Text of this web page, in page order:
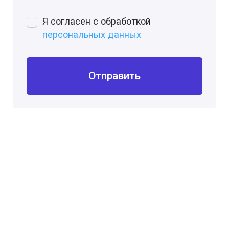
Я согласен с обработкой
персональных данных
Отправить